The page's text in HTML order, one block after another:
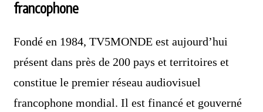
francophone
Fondé en 1984, TV5MONDE est aujourd’hui
présent dans près de 200 pays et territoires et
constitue le premier réseau audiovisuel
francophone mondial. Il est financé et gouverné